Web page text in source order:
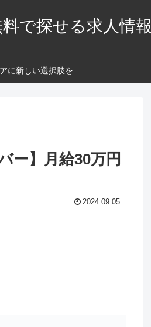
で探せる求人情報
に新しい選択肢を
ー】月給30万円
2024.09.05